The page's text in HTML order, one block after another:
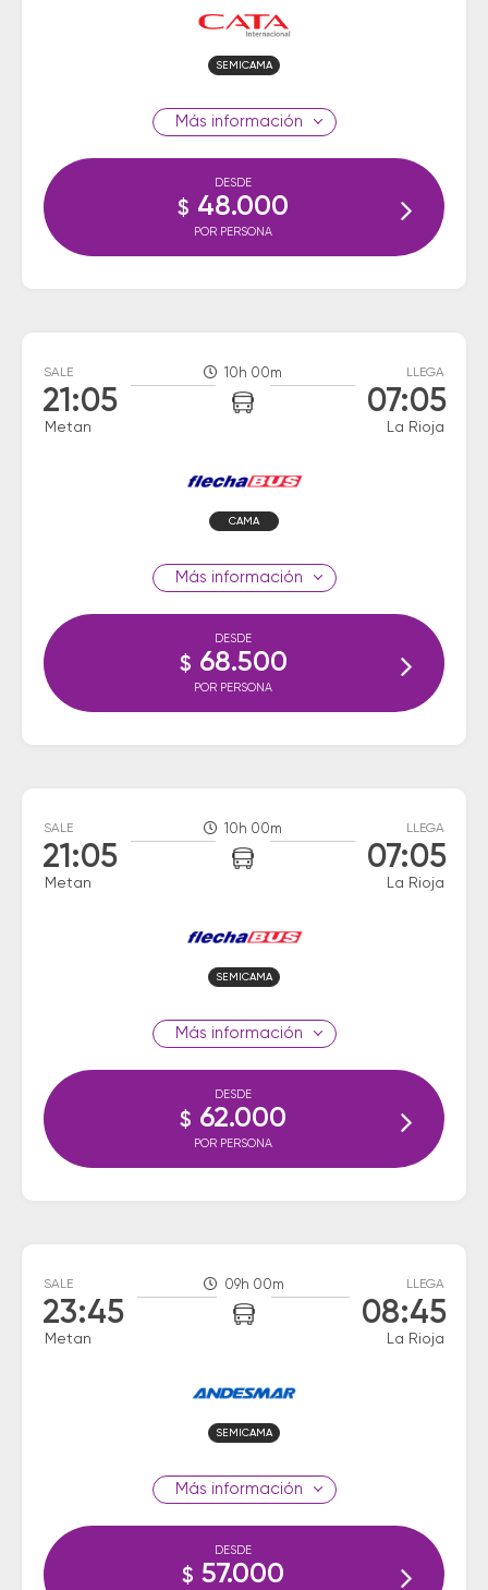
SEMICAMA
información
DESDE
$ 48.000
POR PERSONA
SALE
21:05
Metan
10h 00m LLEGA
07:05
La Rioja
CAMA
información
DESDE
$ 68.500
POR PERSONA
SALE
21:05
Metan
10h 00m LLEGA
07:05
La Rioja
SEMICAMA
información
DESDE
$ 62.000
POR PERSONA
SALE
23:45
Metan
09h 00m LLEGA
08:45
La Rioja
SEMICAMA
información
DESDE
$ 57.000